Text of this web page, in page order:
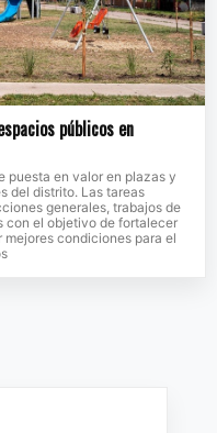
públicos en
puesta en valor en plazas y
del distrito. Las tareas
generales, trabajos de
con el objetivo de fortalecer
condiciones para el